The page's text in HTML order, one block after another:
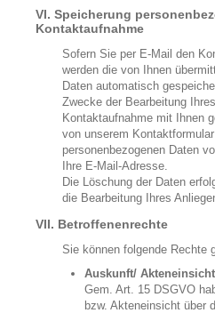
VI. Speicherung
Kontaktaufnahme
Sofern Sie per E-Mail den
werden die von Ihnen
Daten automatisch
Zwecke der Bearbeitung
Kontaktaufnahme mit Ihnen
von unserem
personenbezogenen Daten
Ihre E-Mail-Adresse.
Die Löschung der Daten
die Bearbeitung Ihres
VII. Betroffenenrechte
Sie können folgende Rechte
Auskunft/ Akteneinsicht
Gem. Art. 15 DSGVO
bzw. Akteneinsicht über